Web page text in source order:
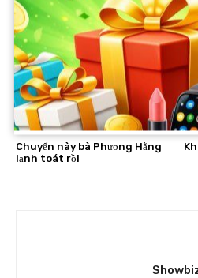
Facebook Twitter
PREVIOUS ARTICLE
Chuyến này bà Phương Hằng
lạnh toát rồi